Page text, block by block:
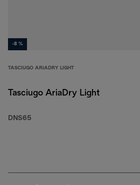
-8 %
TASCIUGO ARIADRY LIGHT
Tasciugo AriaDry Light
DNS65